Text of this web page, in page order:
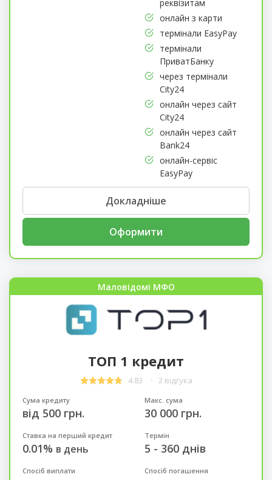
реквізитам
онлайн з карти
термінали EasyPay
термінали
ПриватБанку
через термінали
City24
онлайн через сайт
City24
онлайн через сайт
Bank24
онлайн-сервіс
EasyPay
Докладніше
Оформити
Маловідомі МФО
ТОП 1 кредит
4.83 2 відгука
Сума кредиту
від 500 грн.
Макс. сума
30 000 грн.
Ставка на перший кредит
0.01% в день
Термін
5 - 360 днів
Спосіб виплати Спосіб погашення